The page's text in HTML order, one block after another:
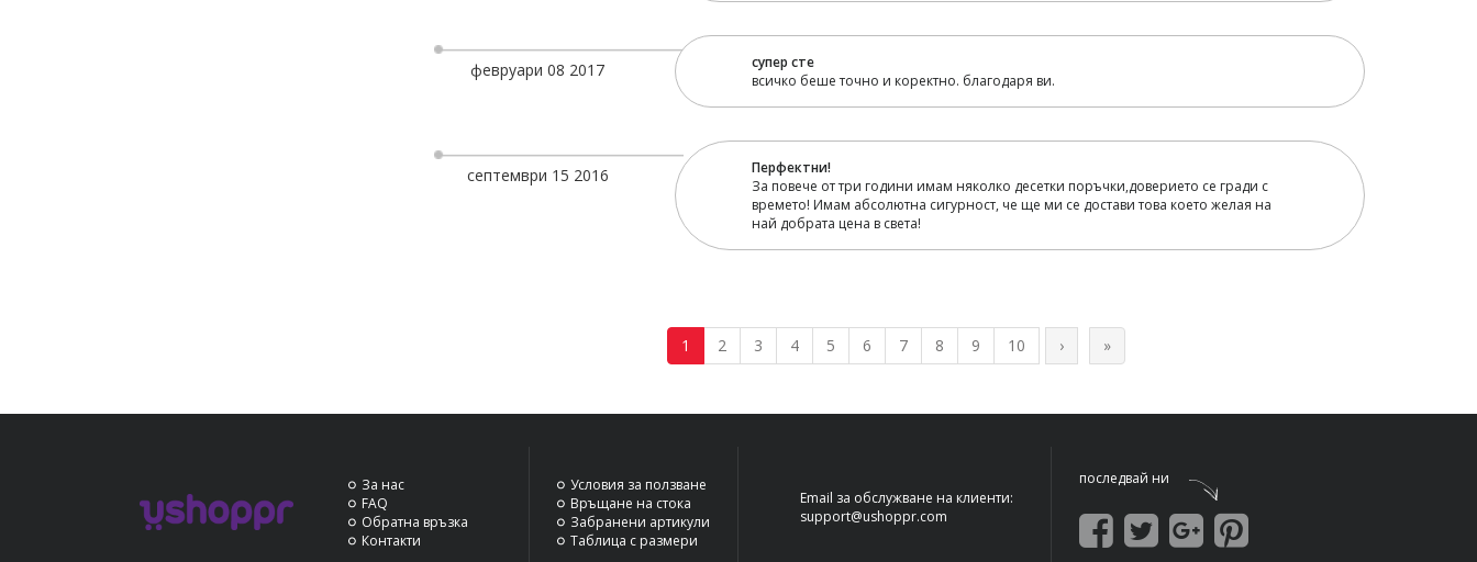
февруари 08 2017
супер сте
всичко беше точно и коректно. благодаря ви.
септември 15 2016
Перфектни!
За повече от три години имам няколко десетки поръчки,доверието се гради с
времето! Имам абсолютна сигурност, че ще ми се достави това което желая на
най добрата цена в света!
1 2 3 4 5 6 7 8 9 10 › »
За нас
FAQ
Обратна връзка
Контакти
Условия за ползване
Връщане на стока
Забранени артикули
Таблица с размери
Email за обслужване на клиенти:
support@ushoppr.com
последвай ни